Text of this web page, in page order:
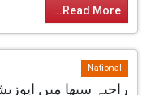
Read More...
National